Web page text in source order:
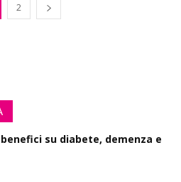
2
su diabete, demenza e